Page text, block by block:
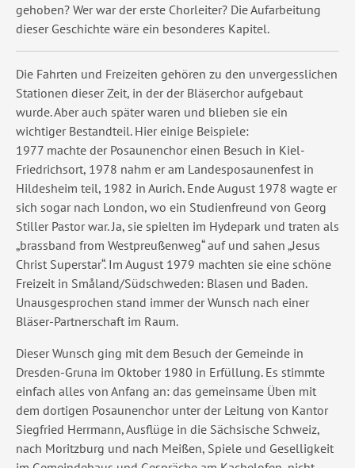
gehoben? Wer war der erste Chorleiter? Die Aufarbeitung
dieser Geschichte wäre ein besonderes Kapitel.
Die Fahrten und Freizeiten gehören zu den unvergesslichen
Stationen dieser Zeit, in der der Bläserchor aufgebaut
wurde. Aber auch später waren und blieben sie ein
wichtiger Bestandteil. Hier einige Beispiele:
1977 machte der Posaunenchor einen Besuch in Kiel-
Friedrichsort, 1978 nahm er am Landesposaunenfest in
Hildesheim teil, 1982 in Aurich. Ende August 1978 wagte er
sich sogar nach London, wo ein Studienfreund von Georg
Stiller Pastor war. Ja, sie spielten im Hydepark und traten als
„brassband from Westpreußenweg“ auf und sahen „Jesus
Christ Superstar“. Im August 1979 machten sie eine schöne
Freizeit in Småland/Südschweden: Blasen und Baden.
Unausgesprochen stand immer der Wunsch nach einer
Bläser-Partnerschaft im Raum.
Dieser Wunsch ging mit dem Besuch der Gemeinde in
Dresden-Gruna im Oktober 1980 in Erfüllung. Es stimmte
einfach alles von Anfang an: das gemeinsame Üben mit
dem dortigen Posaunenchor unter der Leitung von Kantor
Siegfried Herrmann, Ausflüge in die Sächsische Schweiz,
nach Moritzburg und nach Meißen, Spiele und Geselligkeit